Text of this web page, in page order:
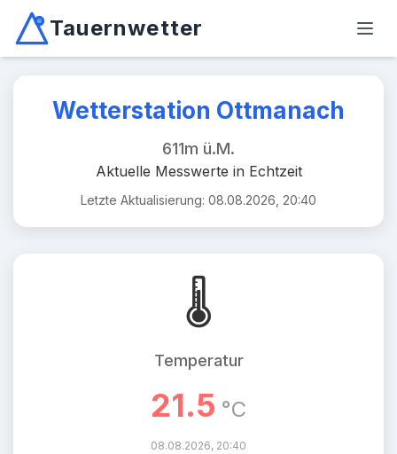
Tauernwetter
Unabhängiger Wetterdienst für Kärnten, Osttirol &
Wetterstation Ottmanach
611m ü.M.
Aktuelle Messwerte in Echtzeit
Letzte Aktualisierung: 08.08.2026, 20:40
🌡️
Temperatur
21.5 °C
08.08.2026, 20:40